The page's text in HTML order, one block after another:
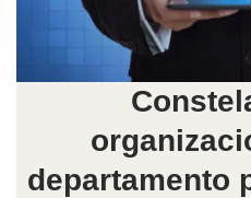
departamento